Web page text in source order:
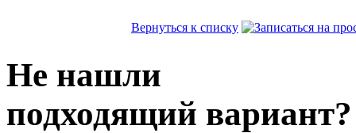
Вернуться к списку
Не нашли
подходящий вариант?